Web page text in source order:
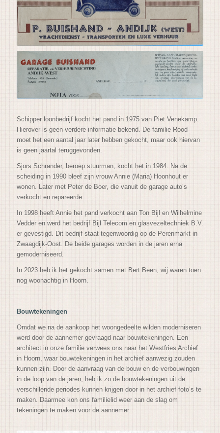
Schipper loonbedrijf kocht het pand in 1975 van Piet Venekamp.
Hierover is geen verdere informatie bekend. De familie Rood
moet het een aantal jaar later hebben gekocht, maar ook hiervan
is geen jaartal teruggevonden.
Sjors Schrander, beroep stuurman, kocht het in 1984. Na de
scheiding in 1990 bleef zijn vrouw Annie (Maria) Hoonhout er
wonen. Later met Peter de Boer, die vanuit de garage auto’s
verkocht en repareerde.
In 1998 heeft Annie het pand verkocht aan Ton Bijl en Wilhelmine
Vedder en werd het bedrijf Bijl Telecom en glasvezeltechniek B.V.
er gevestigd. Dit bedrijf staat tegenwoordig op de Perenmarkt in
Zwaagdijk-Oost. De beide garages worden in de jaren erna
gemoderniseerd.
In 2023 heb ik het gekocht samen met Bert Been, wij waren toen
nog woonachtig in Hoorn.
Bouwtekeningen
Omdat we na de aankoop het woongedeelte wilden moderniseren
werd door de aannemer gevraagd naar bouwtekeningen. Een
architect in onze familie verwees ons naar het Westfries Archief
in Hoorn, waar bouwtekeningen in het archief aanwezig zouden
kunnen zijn. Door de aanvraag van de bouw en de verbouwingen
in de loop van de jaren, heb ik zo de bouwtekeningen uit de
verschillende periodes kunnen krijgen door in het archief foto’s te
maken. Daarmee kon ons familielid weer aan de slag om
tekeningen te maken voor de aannemer.